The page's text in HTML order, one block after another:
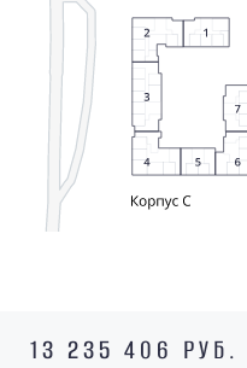
13 235 406 РУБ.